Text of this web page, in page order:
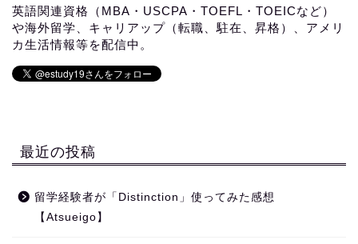
英語関連資格（MBA・USCPA・TOEFL・TOEICなど）
や海外留学、キャリアップ（転職、駐在、昇格）、アメリ
カ生活情報等を配信中。
最近の投稿
留学経験者が「Distinction」使ってみた感想
【Atsueigo】